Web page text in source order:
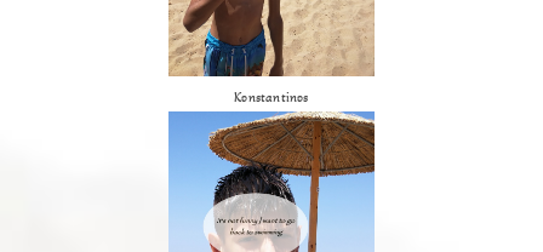
Konstantinos